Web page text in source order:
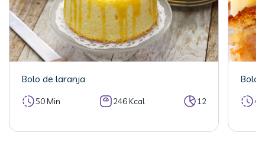
Bolo de laranja
50 Min 246 Kcal 12
Bolo